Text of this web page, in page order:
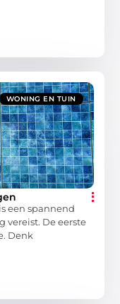
WONING EN TUIN
een spannend
vereist. De eerste
Denk